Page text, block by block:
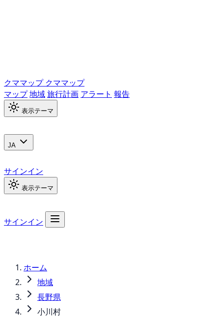
クママップ クママップ
マップ地域旅行計画 アラート 報告
表示テーマ
JA
サインイン
表示テーマ
サインイン
ホーム
地域
長野県
小川村